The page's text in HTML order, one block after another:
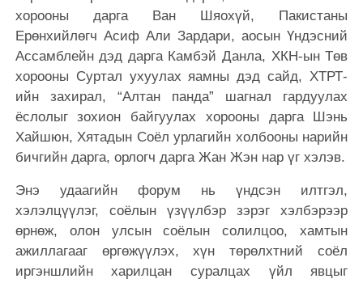
хорооны дарга Ван Шяохүй, Пакистаны
Ерөнхийлөгч Асиф Али Зардари,аосын Үндэсний
Ассамблейн дэд дарга Камбэй Данла, ХКН-ын Төв
хорооны Суртал ухуулах яамны дэд сайд, ХТРТ-
ийн захирал, “Алтан панда” шагнал гардуулах
ёслолыг зохион байгуулах хорооны дарга Шэнь
Хайшюн, Хятадын Соёл урлагийн холбооны нарийн
бичгийн дарга, орлогч дарга Жан Жэн нар үг хэлэв.
Энэ удаагийн форум нь үндсэн илтгэл,
хэлэлцүүлэг, соёлын үзүүлбэр зэрэг хэлбэрээр
өрнөж, олон улсын соёлын солилцоо, хамтын
ажиллагааг өргөжүүлэх, хүн төрөлхтний соёл
иргэншлийн харилцан суралцах үйл явцыг